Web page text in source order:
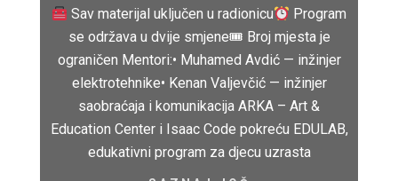
Sav materijal uključen u radionicu
Program
se održava u dvije smjene🎟 Broj mjesta je
ograničen Mentori:• Muhamed Avdić — inžinjer
elektrotehnike• Kenan Valjevčić — inžinjer
saobraćaja i komunikacija ARKA – Art &
Education Center i Isaac Code pokreću EDULAB,
edukativni program za djecu uzrasta